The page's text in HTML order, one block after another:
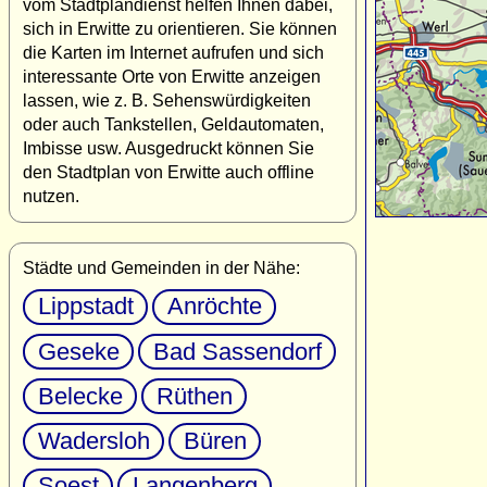
vom Stadtplandienst helfen Ihnen dabei,
sich in Erwitte zu orientieren. Sie können
die Karten im Internet aufrufen und sich
interessante Orte von Erwitte anzeigen
lassen, wie z. B. Sehenswürdigkeiten
oder auch Tankstellen, Geldautomaten,
Imbisse usw. Ausgedruckt können Sie
den Stadtplan von Erwitte auch offline
nutzen.
Städte und Gemeinden in der Nähe:
Lippstadt
Anröchte
Geseke
Bad Sassendorf
Belecke
Rüthen
Wadersloh
Büren